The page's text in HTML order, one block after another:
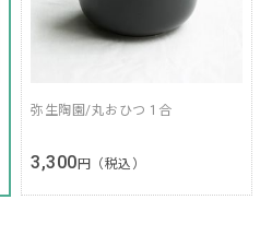
弥生陶園/丸おひつ 1合
3,300円（税込）